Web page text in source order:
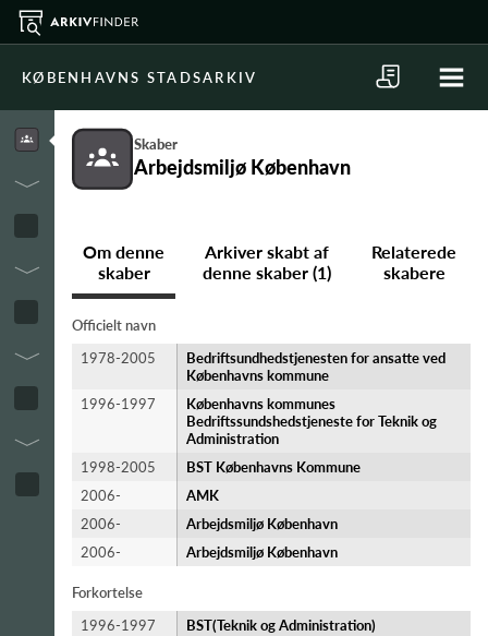
KØBENHAVNS STADSARKIV
Skaber
Arbejdsmiljø København
Om denne
skaber
Arkiver skabt af
denne skaber (1)
Relaterede
skabere
Officielt navn
1978-2005
Bedriftsundhedstjenesten for ansatte ved
Københavns kommune
1996-1997
Københavns kommunes
Bedriftssundshedstjeneste for Teknik og
Administration
1998-2005
BST Københavns Kommune
2006-
AMK
2006-
Arbejdsmiljø København
2006-
Arbejdsmiljø København
Forkortelse
1996-1997
BST(Teknik og Administration)